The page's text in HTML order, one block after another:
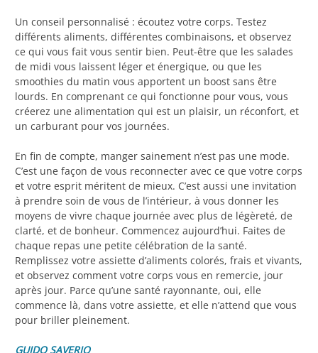
Un conseil personnalisé : écoutez votre corps. Testez
différents aliments, différentes combinaisons, et observez
ce qui vous fait vous sentir bien. Peut-être que les salades
de midi vous laissent léger et énergique, ou que les
smoothies du matin vous apportent un boost sans être
lourds. En comprenant ce qui fonctionne pour vous, vous
créerez une alimentation qui est un plaisir, un réconfort, et
un carburant pour vos journées.
En fin de compte, manger sainement n’est pas une mode.
C’est une façon de vous reconnecter avec ce que votre corps
et votre esprit méritent de mieux. C’est aussi une invitation
à prendre soin de vous de l’intérieur, à vous donner les
moyens de vivre chaque journée avec plus de légèreté, de
clarté, et de bonheur. Commencez aujourd’hui. Faites de
chaque repas une petite célébration de la santé.
Remplissez votre assiette d’aliments colorés, frais et vivants,
et observez comment votre corps vous en remercie, jour
après jour. Parce qu’une santé rayonnante, oui, elle
commence là, dans votre assiette, et elle n’attend que vous
pour briller pleinement.
GUIDO SAVERIO